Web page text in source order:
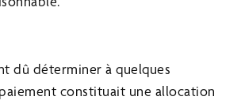
dû déterminer à quelques
constituait une allocation